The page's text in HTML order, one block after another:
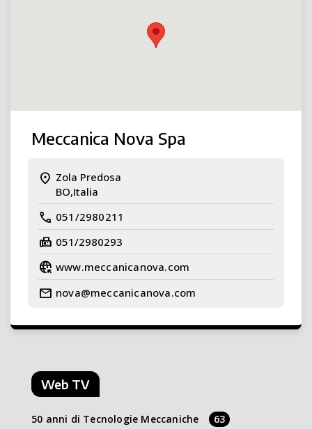
Meccanica Nova Spa
location_on Zola Predosa
BO,Italia
call 051/2980211
fax 051/2980293
captive_portal www.meccanicanova.com
mail nova@meccanicanova.com
Web TV
50 anni di Tecnologie Meccaniche 63